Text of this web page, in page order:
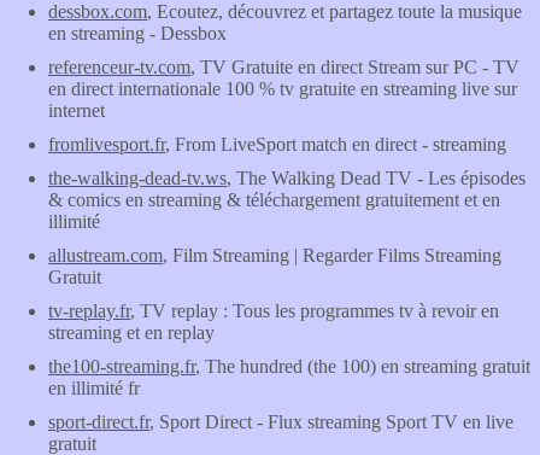
dessbox.com, Ecoutez, découvrez et partagez toute la musique
en streaming - Dessbox
referenceur-tv.com, TV Gratuite en direct Stream sur PC - TV
en direct internationale 100 % tv gratuite en streaming live sur
internet
fromlivesport.fr, From LiveSport match en direct - streaming
the-walking-dead-tv.ws, The Walking Dead TV - Les épisodes
& comics en streaming & téléchargement gratuitement et en
illimité
allustream.com, Film Streaming | Regarder Films Streaming
Gratuit
tv-replay.fr, TV replay : Tous les programmes tv à revoir en
streaming et en replay
the100-streaming.fr, The hundred (the 100) en streaming gratuit
en illimité fr
sport-direct.fr, Sport Direct - Flux streaming Sport TV en live
gratuit